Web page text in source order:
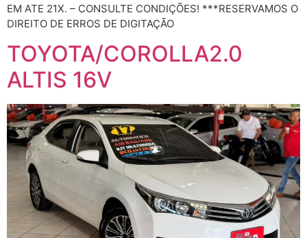
EM ATE 21X. – CONSULTE CONDIÇÕES! ***RESERVAMOS O
DIREITO DE ERROS DE DIGITAÇÃO
TOYOTA/COROLLA2.0
ALTIS 16V